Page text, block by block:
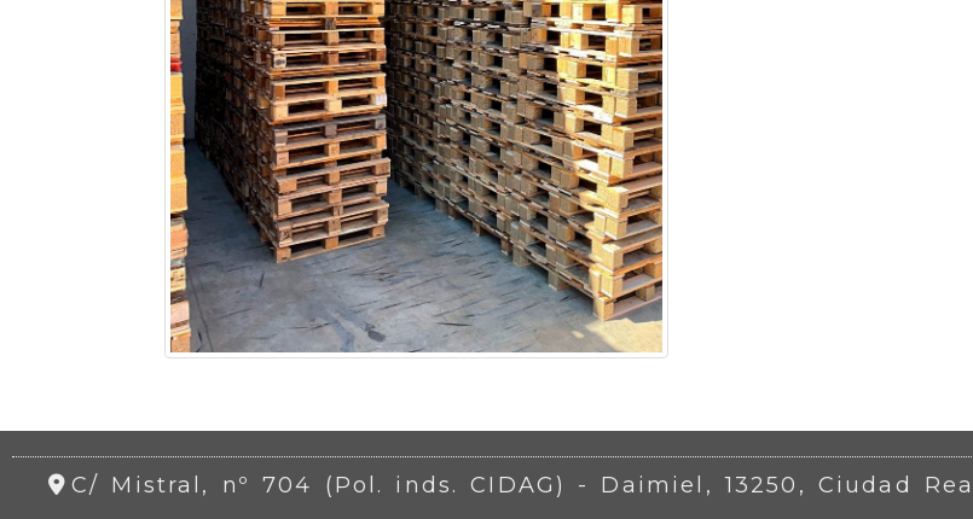
C/ Mistral, nº 704 (Pol. inds. CIDAG) - Daimiel,13250, Ciudad Real